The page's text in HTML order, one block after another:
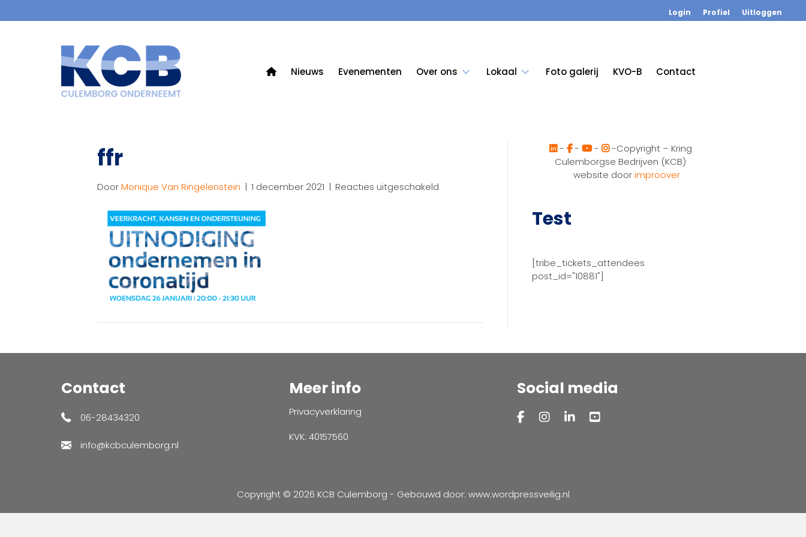
Login Profiel Uitloggen
Nieuws Evenementen Over ons Lokaal Foto galerij KVO-B Contact
ffr
DoorMonique Van Ringelenstein | 1 december 2021 | Reacties uitgeschakeld
- - -
-Copyright – Kring
Culemborgse Bedrijven (KCB)
website doorimproover
Test
[tribe_tickets_attendees
post_id="10881"]
Contact
06-28434320
info@kcbculemborg.nl
Meer info
Privacyverklaring
KVK: 40157560
Social media
Copyright © 2026 KCB Culemborg - Gebouwd door: www.wordpressveilig.nl